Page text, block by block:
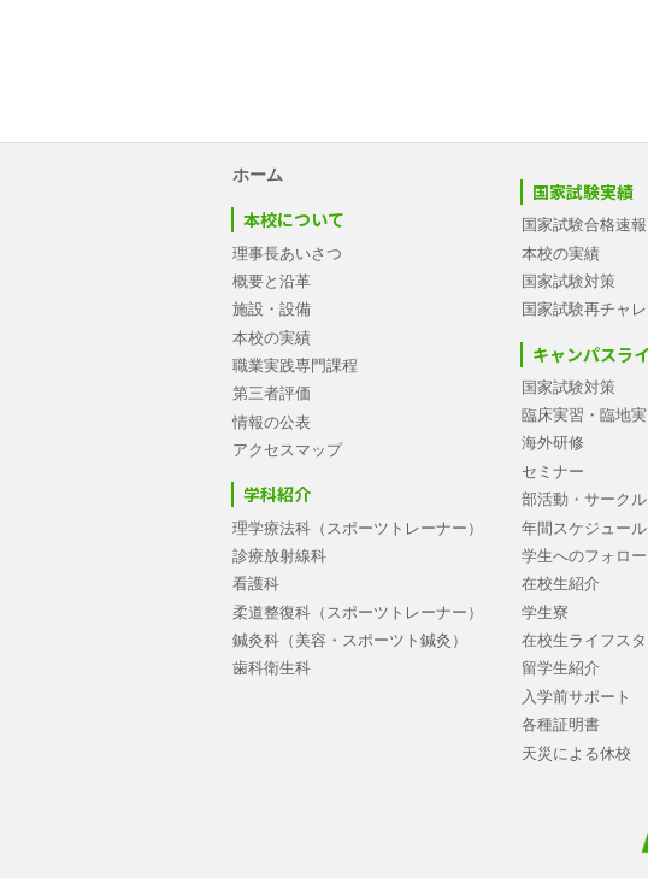
ホーム
本校について
理事長あいさつ
概要と沿革
施設・設備
本校の実績
職業実践専門課程
第三者評価
情報の公表
アクセスマップ
学科紹介
理学療法科（スポーツトレーナー）
診療放射線科
看護科
柔道整復科（スポーツトレーナー）
鍼灸科（美容・スポーツト鍼灸）
歯科衛生科
国家試験実績
国家試験合格速報
本校の実績
国家試験対策
国家試験再チャ
キャンパスラ
国家試験対策
臨床実習・臨地
海外研修
セミナー
部活動・サークル
年間スケジュール
学生へのフォロ
在校生紹介
学生寮
在校生ライフス
留学生紹介
入学前サポート
各種証明書
天災による休校